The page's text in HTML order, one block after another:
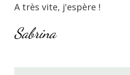
A très vite, j'espère !
Sabrina